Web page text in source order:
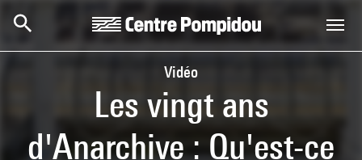
Vidéo
Les vingt ans
d'Anarchive : Qu'est-ce